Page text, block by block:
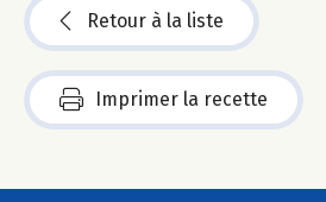
Retour à la liste
Imprimer la recette